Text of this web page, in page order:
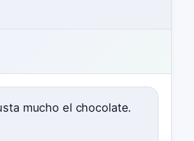
mucho el chocolate.